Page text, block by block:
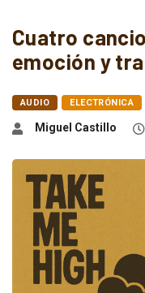
Cuatro
emoción y
AUDIO ELECTRÓNICA
Miguel Castillo